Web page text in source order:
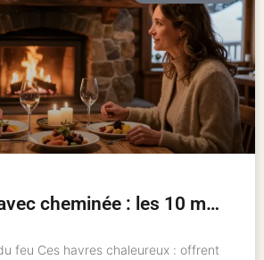
Restaurant avec cheminée : les 10 meilleures adresses pour un hiver chaleureux
feu Ces havres chaleureux : offrent